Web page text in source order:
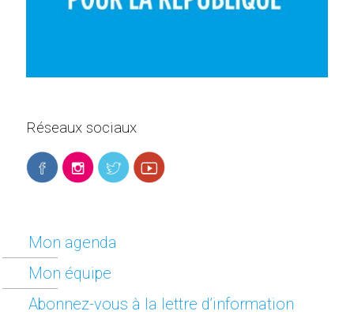
Réseaux sociaux
Mon agenda
Mon équipe
Abonnez-vous à la lettre d’information